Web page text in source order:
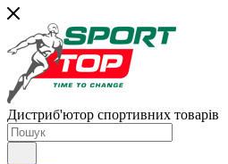
Дистриб'ютор спортивних товарів